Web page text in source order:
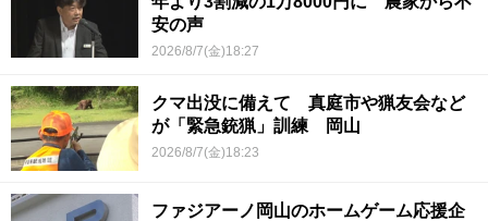
安の声
2026/8/7(金)18:27
クマ出没に備えて 真庭市や猟友会など
が「緊急銃猟」訓練 岡山
2026/8/7(金)18:23
ファジアーノ岡山のホームゲーム応援企